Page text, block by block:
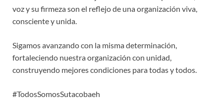
voz y su firmeza son el reflejo de una organización viva,
consciente y unida.
Sigamos avanzando con la misma determinación,
fortaleciendo nuestra organización con unidad,
construyendo mejores condiciones para todas y todos.
#TodosSomosSutacobaeh